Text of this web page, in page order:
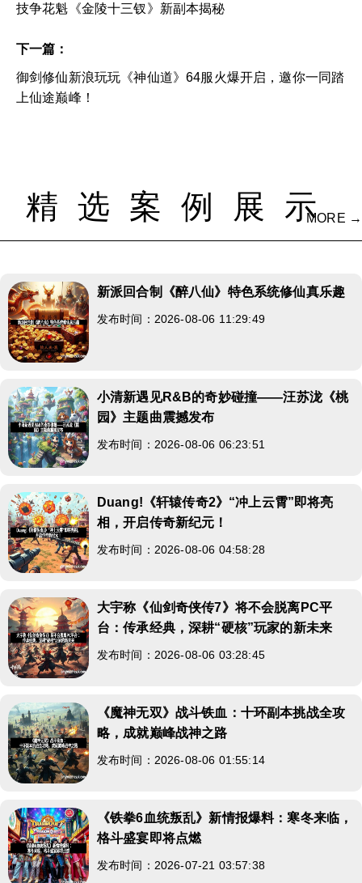
技争花魁《金陵十三钗》新副本揭秘
下一篇：
御剑修仙新浪玩玩《神仙道》64服火爆开启，邀你一同踏
上仙途巅峰！
精选案例展示MORE →
新派回合制《醉八仙》特色系统修仙真乐趣
发布时间：2026-08-06 11:29:49
小清新遇见R&B的奇妙碰撞——汪苏泷《桃
园》主题曲震撼发布
发布时间：2026-08-06 06:23:51
Duang!《轩辕传奇2》“冲上云霄”即将亮
相，开启传奇新纪元！
发布时间：2026-08-06 04:58:28
大宇称《仙剑奇侠传7》将不会脱离PC平
台：传承经典，深耕“硬核”玩家的新未来
发布时间：2026-08-06 03:28:45
《魔神无双》战斗铁血：十环副本挑战全攻
略，成就巅峰战神之路
发布时间：2026-08-06 01:55:14
《铁拳6血统叛乱》新情报爆料：寒冬来临，
格斗盛宴即将点燃
发布时间：2026-07-21 03:57:38